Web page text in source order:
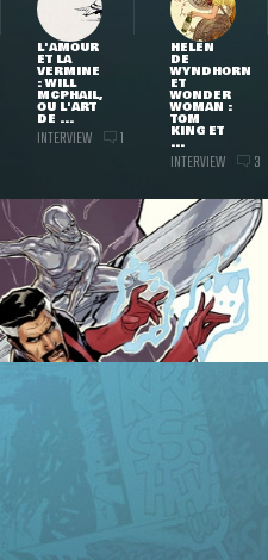
L'AMOUR
ET LA
VERMINE
: WILL
MCPHAIL,
OU L'ART
DE ...
INTERVIEW 1
HELEN
DE
WYNDHORN
ET
WONDER
WOMAN :
TOM
KING ET
...
INTERVIEW 3